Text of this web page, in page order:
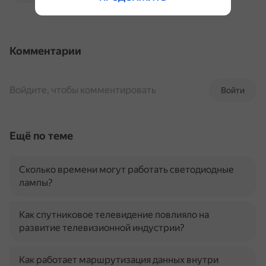
Комментарии
Войти
Войдите, чтобы комментировать
Ещё по теме
Сколько времени могут работать светодиодные
лампы?
Как спутниковое телевидение повлияло на
развитие телевизионной индустрии?
Как работает маршрутизация данных внутри